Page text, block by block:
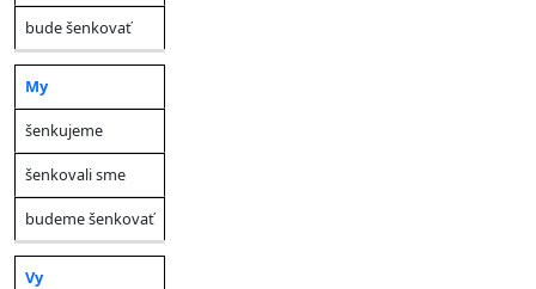
bude šenkovať
My
šenkujeme
šenkovali sme
budeme šenkovať
Vy